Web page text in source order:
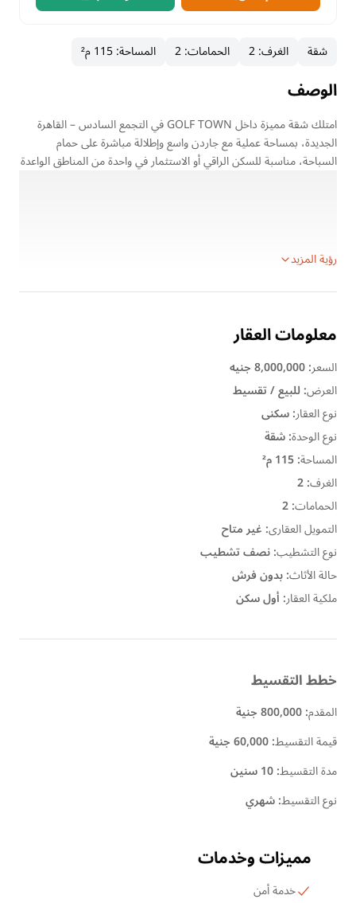
شقة الغرف:
2 الحمامات:
2 المساحة:115 م²
الوصف
امتلك شقة مميزة داخل GOLF TOWN في التجمع السادس – القاهرة
الجديدة، بمساحة عملية مع جاردن واسع وإطلالة مباشرة على حمام
السباحة، مناسبة للسكن الراقي أو الاستثمار في واحدة من المناطق الواعدة
رؤية المزيد
معلومات العقار
السعر:8,000,000 جنيه
العرض:للبيع / تقسيط
نوع العقار:سكنى
نوع الوحدة:شقة
المساحة:115 م²
الغرف:
2
الحمامات:
2
التمويل العقارى: غير متاح
نوع التشطيب:نصف تشطيب
حالة الأثاث:بدون فرش
ملكية العقار: أول سكن
خطط التقسيط
المقدم:800,000 جنية
قيمة التقسيط:60,000 جنية
مدة التقسيط:10 سنين
نوع التقسيط:شهري
مميزات وخدمات
خدمة أمن